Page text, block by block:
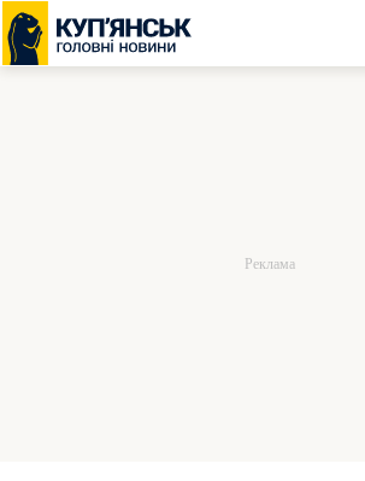
Перейти
до
вмісту